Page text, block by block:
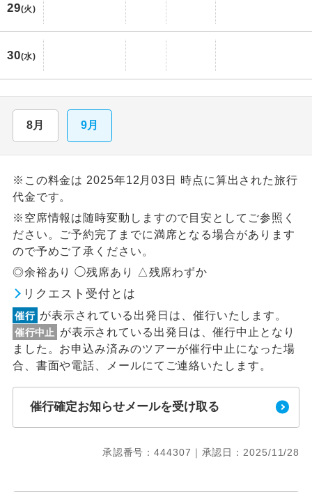
29(火)
30(水)
8月 9月
※この料金は 2025年12月03日 時点に算出された旅行
代金です。
※空席情報は随時変動しますので目安としてご参照く
ださい。ご予約完了までに満席となる場合があります
ので予めご了承ください。
◎余裕あり ◯残席あり △残席わずか
リクエスト受付とは
催行 が表示されている出発日は、催行いたします。
催行中止
が表示されている出発日は、催行中止となり
ました。お申込み済みのツアーが催行中止になった場
合、書面や電話、メールにてご連絡いたします。
催行確定お知らせメールを受け取る
承認番号：444307｜承認日：2025/11/28